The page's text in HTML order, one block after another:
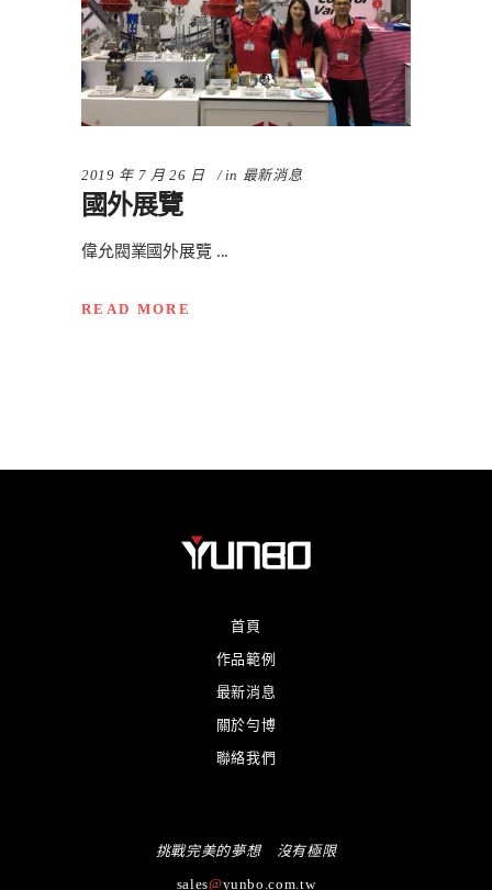
2019 年 7 月 26 日 in 最新消息
國外展覽
偉允閥業國外展覽
READ MORE
首頁
作品範例
最新消息
關於勻博
聯絡我們
挑戰完美的夢想 沒有極限
sales@yunbo.com.tw